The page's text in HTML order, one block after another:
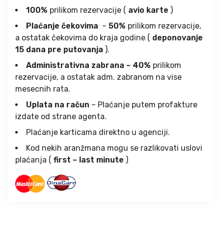
100% prilikom rezervacije ( avio karte )
Plaćanje čekovima – 50% prilikom rezervacije,
a ostatak čekovima do kraja godine ( deponovanje
15 dana pre putovanja ).
Administrativna zabrana – 40% prilikom
rezervacije, a ostatak adm. zabranom na vise
mesecnih rata.
Uplata na račun – Plaćanje putem profakture
izdate od strane agenta.
Plaćanje karticama direktno u agenciji.
Kod nekih aranžmana mogu se razlikovati uslovi
plaćanja ( first – last minute )